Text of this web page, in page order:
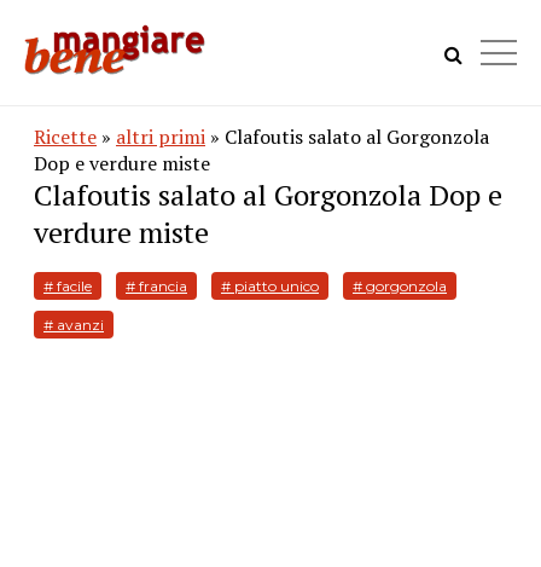
Ricette » altri primi » Clafoutis salato al Gorgonzola
Dop e verdure miste
Clafoutis salato al Gorgonzola Dop e
verdure miste
# facile # francia # piatto unico # gorgonzola
# avanzi